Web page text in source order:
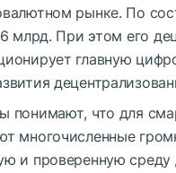
рынке. По
млрд. При этом его
главную
понимают, что для
многочисленные
и проверенную